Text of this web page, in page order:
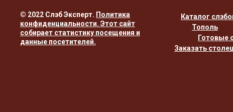
© 2022 Слэб Эксперт. Политика
конфиденциальности. Этот сайт
собирает статистику посещения и
данные посетителей.
Каталог
Тополь
Готовые
Заказать